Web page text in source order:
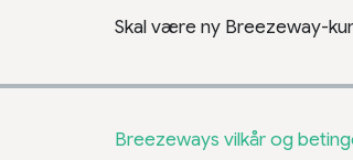
Skal være ny Breezeway-
Breezeways vilkår og